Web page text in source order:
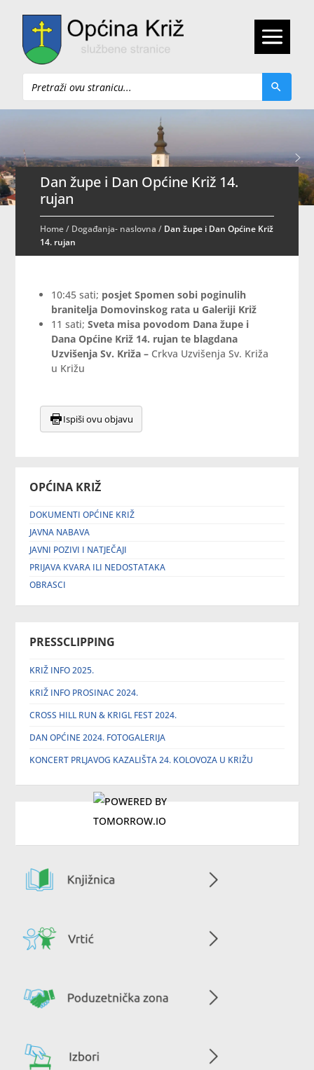
Pretraži
OPĆINA KRIŽ
DOKUMENTI OPĆINE KRIŽ
JAVNA NABAVA
JAVNI POZIVI I NATJEČAJI
PRIJAVA KVARA ILI NEDOSTATAKA
OBRASCI
PRESSCLIPPING
KRIŽ INFO 2025.
KRIŽ INFO PROSINAC 2024.
CROSS HILL RUN & KRIGL FEST 2024.
DAN OPĆINE 2024. FOTOGALERIJA
KONCERT PRLJAVOG KAZALIŠTA 24. KOLOVOZA U KRIŽU
Dan župe i Dan Općine Križ 14.
rujan
Home/ Događanja- naslovna / Dan župe i Dan Općine Križ
14. rujan
10:45 sati; posjet Spomen sobi poginulih
branitelja Domovinskog rata u Galeriji Križ
11 sati;Sveta misa povodom Dana župe i
Dana Općine Križ 14. rujan te blagdana
Uzvišenja Sv. Križa – Crkva Uzvišenja Sv. Križa
u Križu
Ispiši ovu objavu